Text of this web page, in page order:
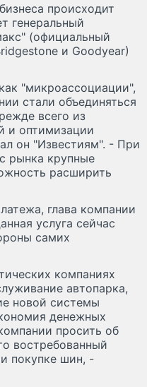
происходит
генеральный
(официальный
и Goodyear)
"микроассоциации",
стали объединяться
всего из
и оптимизации
он "Известиям". - При
рынка крупные
расширить
глава компании
услуга сейчас
самих
компаниях
автопарка,
новой системы
денежных
просить об
востребованный
покупке шин, -